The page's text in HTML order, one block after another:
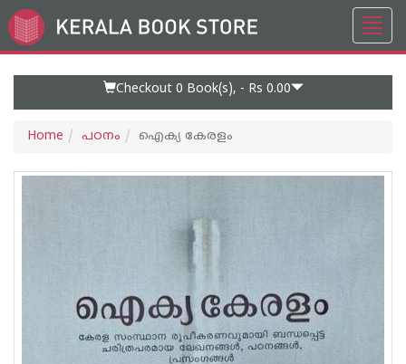
Go
to
Checkout 0 Book(s), - Rs 0.00
Home പഠനം ഐക്യ കേരളം